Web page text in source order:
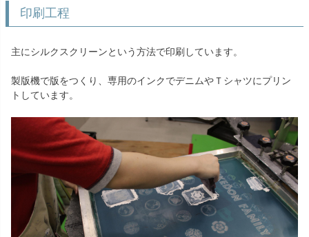
印刷工程
主にシルクスクリーンという方法で印刷しています。
製版機で版をつくり、専用のインクでデニムやＴシャツにプリン
トしています。